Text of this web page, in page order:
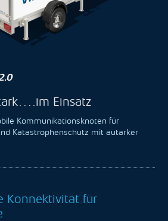
Einsatz
Kommunikationsknoten für
Katastrophenschutz mit autarker
Konnektivität für